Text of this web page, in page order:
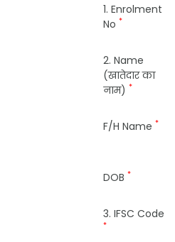
1. Enrolment
No *
2. Name
(खातेदार का
नाम) *
F/H Name *
DOB *
3. IFSC Code
*